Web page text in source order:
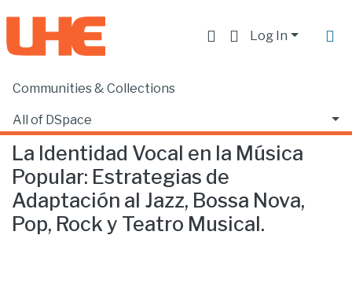
Log In
Communities & Collections
All of DSpace
Statistics
Home Escuela de Música
La Identidad Vocal en la Música
Popular: Estrategias de
Adaptación al Jazz, Bossa Nova,
Pop, Rock y Teatro Musical.